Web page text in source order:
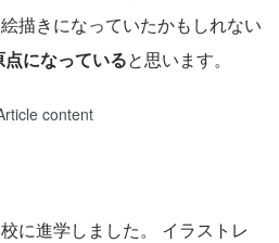
描きになっていたかもしれない
点になっていると思います。
に進学しました。 イラストレ